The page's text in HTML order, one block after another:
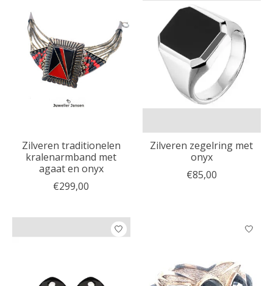
Zilveren traditionelen
kralenarmband met
agaat en onyx
€299,00
Zilveren zegelring met
onyx
€85,00